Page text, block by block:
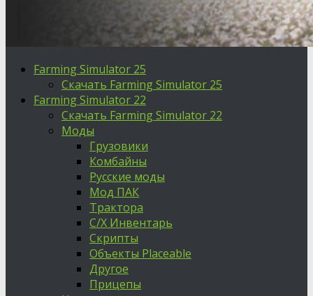
Farming Simulator 25
Скачать Farming Simulator 25
Farming Simulator 22
Скачать Farming Simulator 22
Моды
Грузовики
Комбайны
Русские моды
Мод ПАК
Трактора
С/Х Инвентарь
Скрипты
Объекты Placeable
Другое
Прицепы